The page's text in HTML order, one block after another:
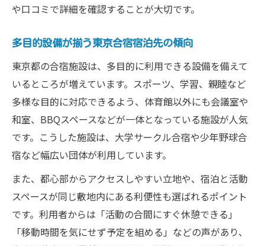
や口コミで詳細を確認することが大切です。
多目的設備が揃う東京合宿宿泊先の傾向
東京都の合宿施設は、多目的に利用できる設備を備えて
いるところが増えています。スポーツ、学習、親睦など
多様な目的に対応できるよう、体育館以外にも会議室や
和室、BBQスペースなどが一体となっている施設が人気
です。こうした施設は、大学サークル合宿や少年野球合
宿など幅広い団体が利用しています。
また、都心部からアクセスしやすい立地や、宿泊と活動
スペースが同じ敷地内にある利便性も選ばれるポイント
です。利用者からは「活動の合間にすぐ休憩できる」
「移動時間を気にせず予定を組める」などの声があり、